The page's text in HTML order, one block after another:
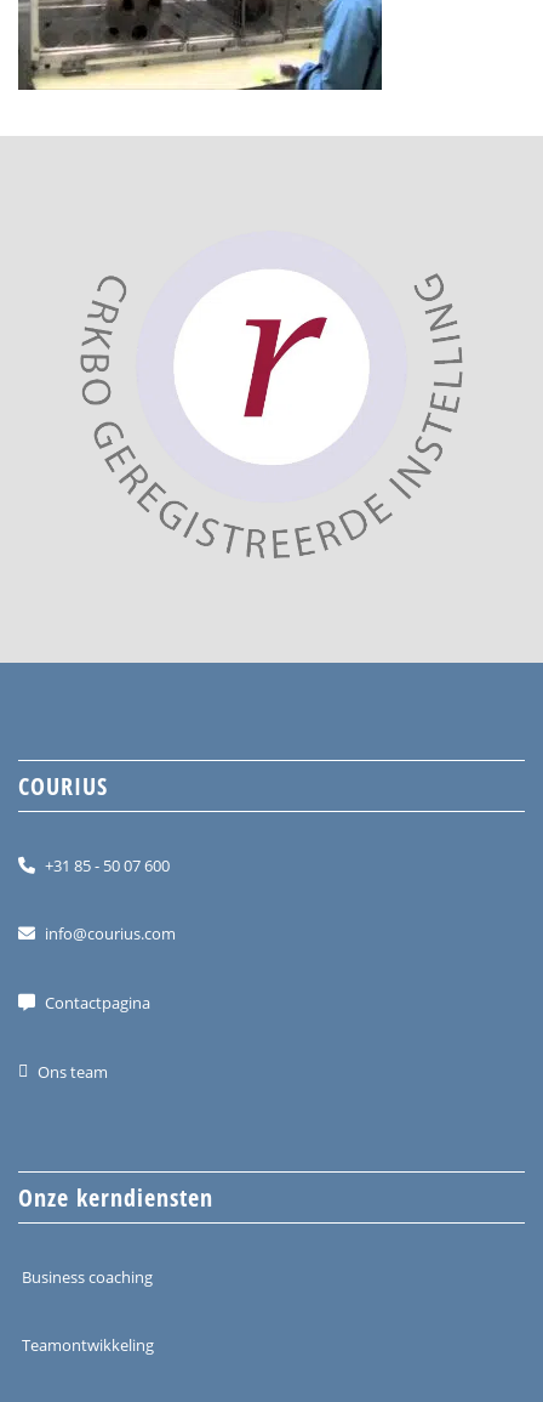
COURIUS
+31 85 - 50 07 600
info@courius.com
Contactpagina
Ons team
Onze kerndiensten
Business coaching
Teamontwikkeling